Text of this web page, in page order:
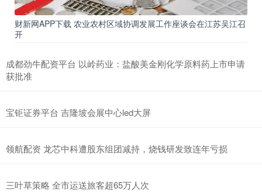
财新网APP下载 农业农村区域协调发展工作座谈会在江苏吴江召
开
成都劲牛配资平台 以岭药业：盐酸美金刚化学原料药上市申请
获批准
宝钜证券平台 吉隆坡会展中心led大屏
领航配资 龙芯中科遭股东组团减持，烧钱研发致连年亏损
三叶草策略 全市运送旅客超65万人次